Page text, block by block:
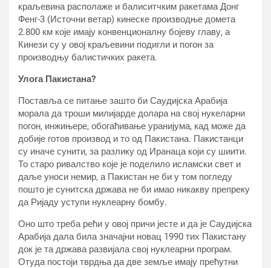
краљевина располаже и балиситчким ракетама Донг
Фенг-3 (Источни ветар) кинеске производње домета
2.800 км које имају конвенционалну бојеву главу, а
Кинези су у овој краљевини подигли и погон за
производњу балистичких ракета.
Улога Пакистана?
Поставља се питање зашто би Саудијска Арабија
морала да троши милијарде долара на свој нукеларни
погон, инжињере, обогаћивање уранијума, кад може да
добије готов производ и то од Пакистана. Пакистанци
су иначе сунити, за разлику од Иранаца који су шиити.
То старо ривалство које је поделило исламски свет и
даље уноси немир, а Пакистан не би у том погледу
пошто је сунитска држава не би имао никакву препреку
да Ријаду уступи нуклеарну бомбу.
Оно што треба рећи у овој причи јесте и да је Саудијска
Арабија дала била значајни новац 1990 тих Пакистану
док је та држава развијала свој нуклеарни програм.
Отуда постоји тврдња да две земље имају прећутни